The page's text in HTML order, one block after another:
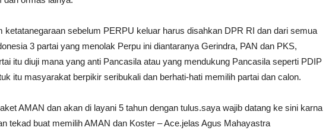
ketatanegaraan sebelum PERPU keluar harus disahkan DPR RI dan dari semua
3 partai yang menolak Perpu ini diantaranya Gerindra, PAN dan PKS,
itu diuji mana yang anti Pancasila atau yang mendukung Pancasila seperti PDIP
itu masyarakat berpikir seribukali dan berhati-hati memilih partai dan calon.
AMAN dan akan di layani 5 tahun dengan tulus.saya wajib datang ke sini karna
tekad buat memilih AMAN dan Koster – Ace.jelas Agus Mahayastra